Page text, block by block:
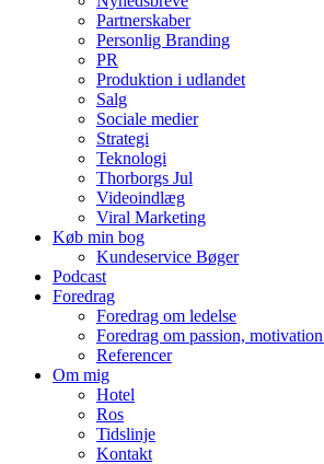
Partnerskaber
Personlig Branding
PR
Produktion i udlandet
Salg
Sociale medier
Strategi
Teknologi
Thorborgs Jul
Videoindlæg
Viral Marketing
Køb min bog
Kundeservice Bøger
Podcast
Foredrag
Foredrag om ledelse
Foredrag om passion,
Referencer
Om mig
Hotel
Ros
Tidslinje
Kontakt